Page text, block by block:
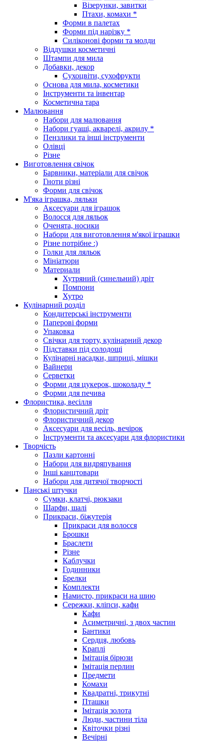
Візерунки, завитки
Птахи, комахи *
Форми в палетах
Форми під нарізку *
Силіконові форми та молди
Віддушки косметичні
Штампи для мила
Добавки, декор
Сухоцвіти, сухофрукти
Основа для мила, косметики
Інструменти та інвентар
Косметична тара
Малювання
Набори для малювання
Набори гуаші, акварелі, акрилу *
Пензлики та інші інструменти
Олівці
Різне
Виготовлення свічок
Барвники, матеріали для свічок
Гноти різні
Форми для свічок
М'яка іграшка, ляльки
Аксесуари для іграшок
Волосся для ляльок
Оченята, носики
Набори для виготовлення м'якої іграшки
Різне потрібне :)
Голки для ляльок
Мініатюри
Материали
Хутряний (синельний) дріт
Помпони
Хутро
Кулінарний розділ
Кондитерські інструменти
Паперові форми
Упаковка
Свічки для торту, кулінарний декор
Підставки під солодощі
Кулінарні насадки, шприці, мішки
Вайнери
Серветки
Форми для цукерок, шоколаду *
Форми для печива
Флористика, весілля
Флористичний дріт
Флористичний декор
Аксесуари для весіль, вечірок
Інструменти та аксесуари для флористики
Творчість
Пазли картонні
Набори для видряпування
Інші канцтовари
Набори для дитячої творчості
Панські штучки
Сумки, клатчі, рюкзаки
Шарфи, шалі
Прикраси, біжутерія
Прикраси для волосся
Брошки
Браслети
Різне
Каблучки
Годинники
Брелки
Комплекти
Намисто, прикраси на шию
Сережки, кліпси, кафи
Кафи
Асиметричні, з двох частин
Бантики
Сердця, любовь
Краплі
Імітація бірюзи
Імітація перлин
Предмети
Комахи
Квадратні, трикутні
Пташки
Імітація золота
Люди, частини тіла
Квіточки різні
Вечірні